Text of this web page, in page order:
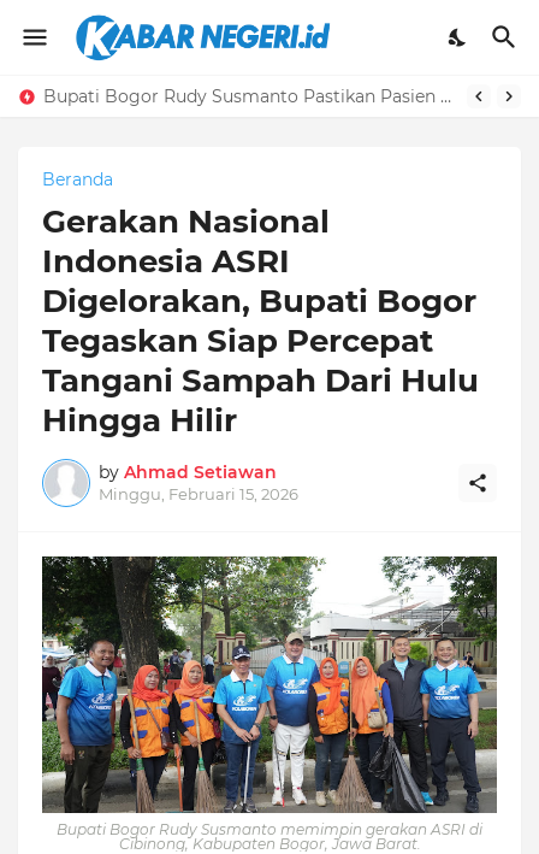
Bupati Bogor Rudy Susmanto Pastikan Pasien Hasbi Ditangani Secara Medis Dengan Baik
Beranda
Gerakan Nasional
Indonesia ASRI
Digelorakan, Bupati Bogor
Tegaskan Siap Percepat
Tangani Sampah Dari Hulu
Hingga Hilir
by Ahmad Setiawan
Minggu, Februari 15, 2026
Bupati Bogor Rudy Susmanto memimpin gerakan ASRI di
Cibinong, Kabupaten Bogor, Jawa Barat.